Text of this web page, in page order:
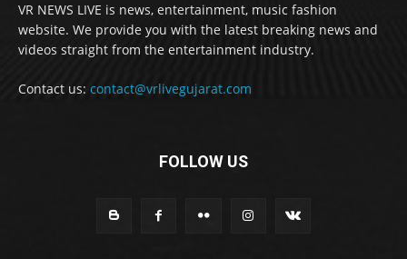
VR NEWS LIVE is news, entertainment, music fashion
website. We provide you with the latest breaking news and
videos straight from the entertainment industry.
Contact us: contact@vrlivegujarat.com
FOLLOW US